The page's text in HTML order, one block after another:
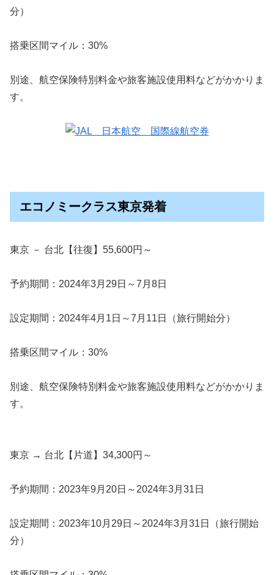
分）
搭乗区間マイル：30%
別途、航空保険特別料金や旅客施設使用料などがかかりま
す。
エコノミークラス東京発着
東京 － 台北【往復】55,600円～
予約期間：2024年3月29日～7月8日
設定期間：2024年4月1日～7月11日（旅行開始分）
搭乗区間マイル：30%
別途、航空保険特別料金や旅客施設使用料などがかかりま
す。
東京 → 台北【片道】34,300円～
予約期間：2023年9月20日～2024年3月31日
設定期間：2023年10月29日～2024年3月31日（旅行開始
分）